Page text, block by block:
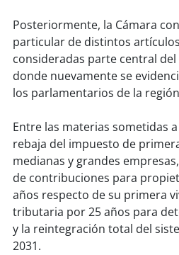
soycoronel
soyarauco
soytemuco
soyvaldivia
soyosorno
soypuertomontt
soychiloé
Posteriormente, la Cámara
particular de distintos
consideradas parte central
donde nuevamente se
los parlamentarios de la
Entre las materias sometidas
rebaja del impuesto de
medianas y grandes
de contribuciones para
años respecto de su primera
tributaria por 25 años para
y la reintegración total del
2031.